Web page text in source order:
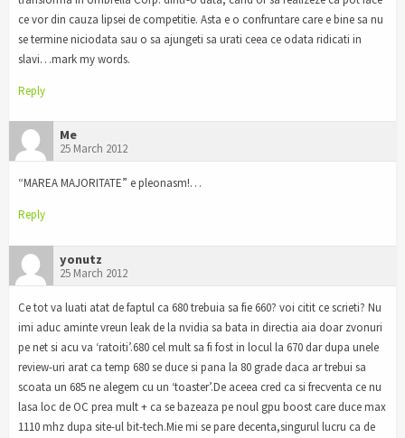
ce vor din cauza lipsei de competitie. Asta e o confruntare care e bine sa nu
se termine niciodata sau o sa ajungeti sa urati ceea ce odata ridicati in
slavi…mark my words.
Reply
Me
25 March 2012
“MAREA MAJORITATE” e pleonasm!…
Reply
yonutz
25 March 2012
Ce tot va luati atat de faptul ca 680 trebuia sa fie 660? voi citit ce scrieti? Nu
imi aduc aminte vreun leak de la nvidia sa bata in directia aia doar zvonuri
pe net si acu va ‘ratoiti’.680 cel mult sa fi fost in locul la 670 dar dupa unele
review-uri arat ca temp 680 se duce si pana la 80 grade daca ar trebui sa
scoata un 685 ne alegem cu un ‘toaster’.De aceea cred ca si frecventa ce nu
lasa loc de OC prea mult + ca se bazeaza pe noul gpu boost care duce max
1110 mhz dupa site-ul bit-tech.Mie mi se pare decenta,singurul lucru ca de